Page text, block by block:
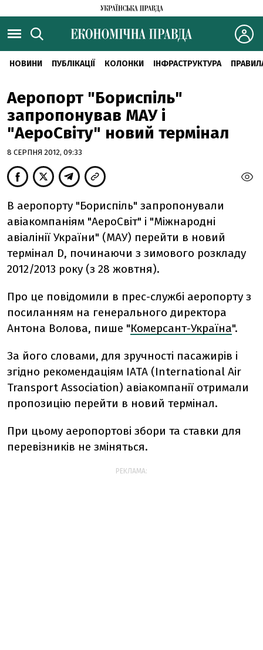
НОВИНИ ПУБЛІКАЦІЇ КОЛОНКИ ІНФРАСТРУКТУРА
Аеропорт "Бориспіль"
запропонував МАУ і
"АероСвіту" новий термінал
8 СЕРПНЯ 2012, 09:33
В аеропорту "Бориспіль" запропонували
авіакомпаніям "АероСвіт" і "Міжнародні
авіалінії України" (МАУ) перейти в новий
термінал D, починаючи з зимового розкладу
2012/2013 року (з 28 жовтня).
Про це повідомили в прес-службі аеропорту з
посиланням на генерального директора
Антона Волова, пише "Комерсант-Україна".
За його словами, для зручності пасажирів і
згідно рекомендаціям IATA (International Air
Transport Association) авіакомпанії отримали
пропозицію перейти в новий термінал.
При цьому аеропортові збори та ставки для
перевізників не зміняться.
РЕКЛАМА: